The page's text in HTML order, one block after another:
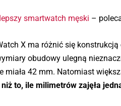
smartwatch męski –
X ma różnić się
obudowy ulegną
miała 42 mm. Natomiast
to, ile milimetrów zajęła